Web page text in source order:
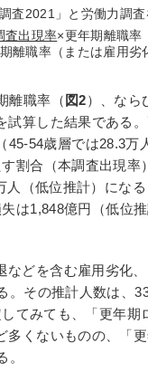
査2021」と労働力調
査出現率×更年期離職率
離職率（または雇用
離職率（ 図2）、なら
試算した結果である
45-54歳層では28.3
割合（本調査出現
（低位推計）にな
は1,848億円（低位
などを含む雇用劣化
。その推計人数は、
てみても、「更年
多くないものの、「